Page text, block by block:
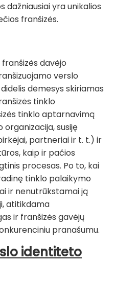
dažniausiai yra unikalios
franšizės.
davėjo
verslo
dėmesys skiriamas
tinklo
tinklo aptarnavimą
susiję
partneriai ir t. t.) ir
kaip ir pačios
procesas. Po to, kai
tinklo palaikymo
ir nenutrūkstamai ją
atitikdama
ir franšizės gavėjų
pranašumu.
identiteto